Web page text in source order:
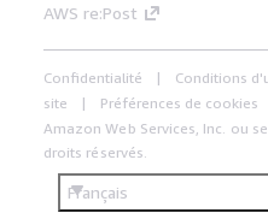
AWS re:Post
Confidentialité
Conditions
site
Préférences de cookies
Amazon Web Services, Inc. ou
droits réservés.
Français